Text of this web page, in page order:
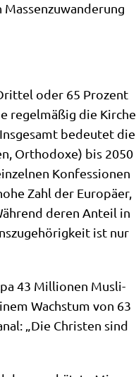
oder 65 Pro­zent
regel­mä­ßig die Kir­che
bedeu­tet die
Ortho­do­xe) bis 2050
Kon­fes­sio­nen
Zahl der Euro­pä­er,
deren Anteil in
ist nur
43 Mil­lio­nen Mus­li­
Wachs­tum von 63
„Die Chri­sten sind